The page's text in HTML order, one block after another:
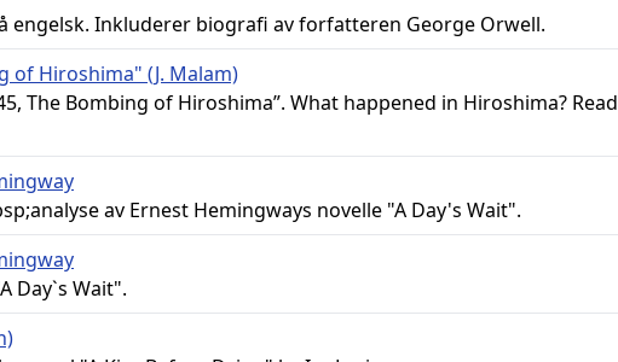
engelsk. Inkluderer biografi av forfatteren George Orwell.
of Hiroshima" (J. Malam)
The Bombing of Hiroshima”. What happened in Hiroshima? Read
av Ernest Hemingways novelle "A Day's Wait".
Day`s Wait".